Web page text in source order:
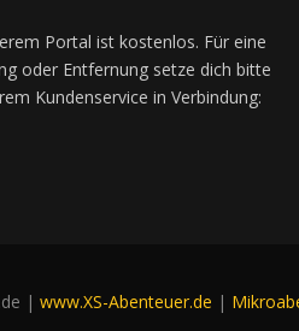
Portal ist kostenlos. Für eine
oder Entfernung setze dich bitte
Kundenservice in Verbindung:
| www.XS-Abenteuer.de |